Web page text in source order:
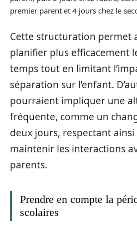
premier parent et 4 jours chez le
Cette structuration permet
planifier plus efficacement
temps tout en limitant
séparation sur l’enfant.
pourraient impliquer une
fréquente, comme un
deux jours, respectant ainsi
maintenir les interactions
parents.
Prendre en compte la
scolaires